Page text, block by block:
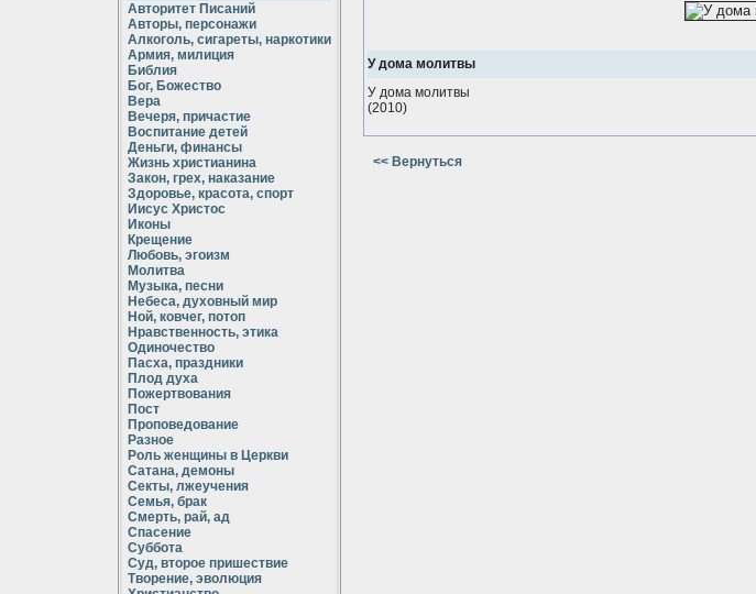
Авторитет Писаний
Авторы, персонажи
Алкоголь, сигареты, наркотики
Армия, милиция
Библия
Бог, Божество
Вера
Вечеря, причастие
Воспитание детей
Деньги, финансы
Жизнь христианина
Закон, грех, наказание
Здоровье, красота, спорт
Иисус Христос
Иконы
Крещение
Любовь, эгоизм
Молитва
Музыка, песни
Небеса, духовный мир
Ной, ковчег, потоп
Нравственность, этика
Одиночество
Пасха, праздники
Плод духа
Пожертвования
Пост
Проповедование
Разное
Роль женщины в Церкви
Сатана, демоны
Секты, лжеучения
Семья, брак
Смерть, рай, ад
Спасение
Суббота
Суд, второе пришествие
Творение, эволюция
У дома молитвы
У дома молитвы
(2010)
<< Вернуться